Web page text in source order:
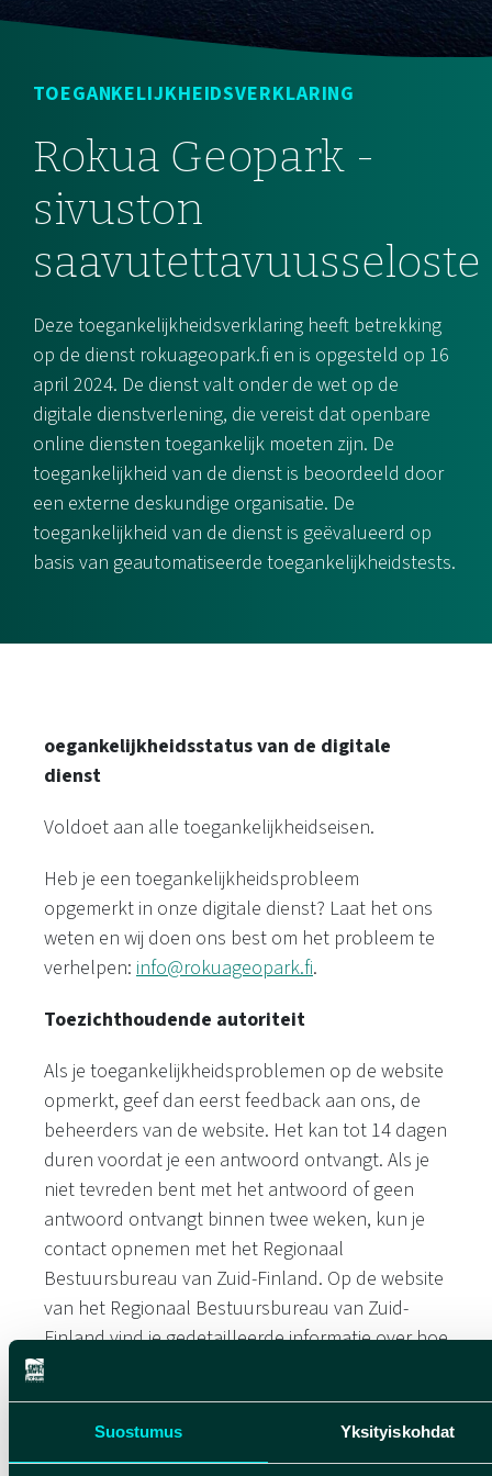
Suostumus Yksityiskohdat
TOEGANKELIJKHEIDSVERKLARING
Rokua Geopark -
sivuston
saavutettavuusseloste
Deze toegankelijkheidsverklaring heeft betrekking
op de dienst rokuageopark.fi en is opgesteld op 16
april 2024. De dienst valt onder de wet op de
digitale dienstverlening, die vereist dat openbare
online diensten toegankelijk moeten zijn. De
toegankelijkheid van de dienst is beoordeeld door
een externe deskundige organisatie. De
toegankelijkheid van de dienst is geëvalueerd op
basis van geautomatiseerde toegankelijkheidstests.
oegankelijkheidsstatus van de digitale
dienst
Voldoet aan alle toegankelijkheidseisen.
Heb je een toegankelijkheidsprobleem
opgemerkt in onze digitale dienst? Laat het ons
weten en wij doen ons best om het probleem te
verhelpen: info@rokuageopark.fi.
Toezichthoudende autoriteit
Als je toegankelijkheidsproblemen op de website
opmerkt, geef dan eerst feedback aan ons, de
beheerders van de website. Het kan tot 14 dagen
duren voordat je een antwoord ontvangt. Als je
niet tevreden bent met het antwoord of geen
antwoord ontvangt binnen twee weken, kun je
contact opnemen met het Regionaal
Bestuursbureau van Zuid-Finland. Op de website
van het Regionaal Bestuursbureau van Zuid-
Finland vind je gedetailleerde informatie over hoe
behandeld.
Contactgegevens van de toezichthoudende